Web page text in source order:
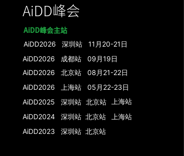
AiDD峰会
AiDD峰会主站
AiDD2026 北京站 08月21-22日
AiDD2026 上海站 05月22-23日
AiDD2025 深圳站
北京站
AiDD2023 深圳站
上海站
北京站
AiDD2024 深圳站
AiDD2026 深圳站 11月20-21日
北京站 上海站
AiDD2026 成都站 09月19日